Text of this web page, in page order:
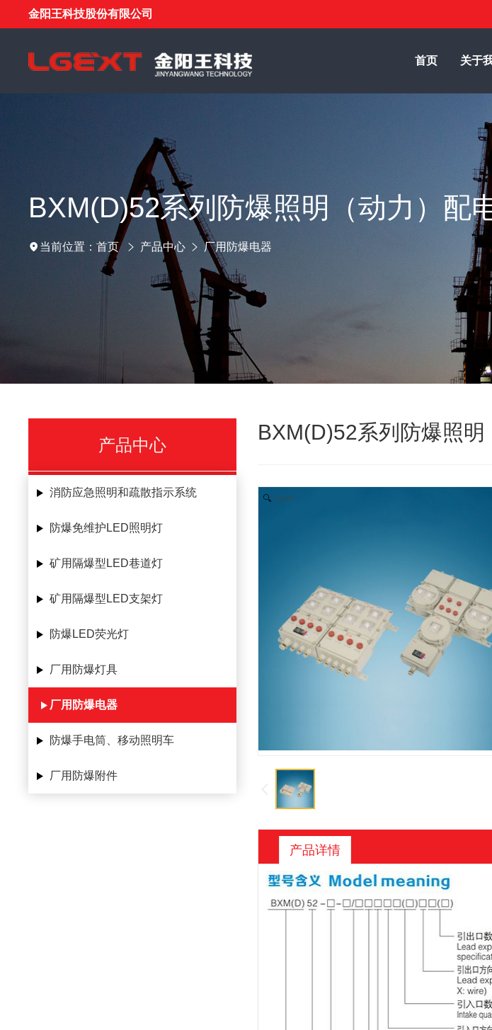
金阳王科技股份有限公司
首页 关于
BXM(D)52系列防爆照明（动力）配
当前位置：首页 产品中心 厂用防爆电器
产品中心
消防应急照明和疏散指示系统
防爆免维护LED照明灯
矿用隔爆型LED巷道灯
矿用隔爆型LED支架灯
防爆LED荧光灯
厂用防爆灯具
厂用防爆电器
防爆手电筒、移动照明车
厂用防爆附件
BXM(D)52系列防爆照
Zoom
产品详情